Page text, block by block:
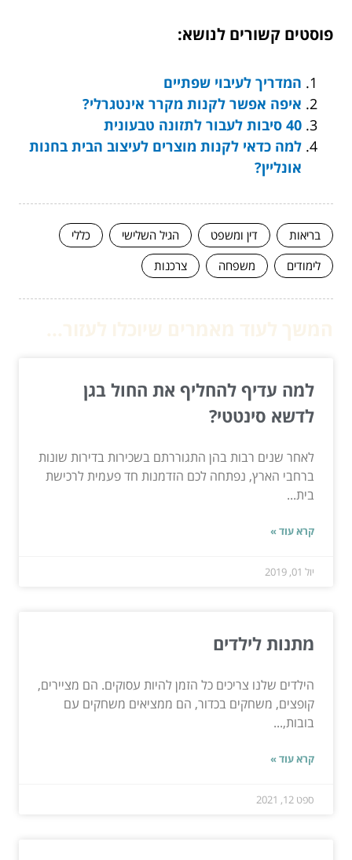
פוסטים קשורים לנושא:
המדריך לעיבוי שפתיים
איפה אפשר לקנות מקרר אינטגרלי?
40 סיבות לעבור לתזונה טבעונית
למה כדאי לקנות מוצרים לעיצוב הבית בחנות
אונליין?
בריאות דין ומשפט הגיל השלישי
כללי
לימודים
משפחה צרכנות
למה עדיף להחליף את החול בגן
לדשא סינטטי?
לאחר שנים רבות בהן התגוררתם בשכירות בדירות שונות
ברחבי הארץ, נפתחה לכם הזדמנות חד פעמית לרכישת
בית...
קרא עוד »
יול 01, 2019
מתנות לילדים
הילדים שלנו צריכים כל הזמן להיות עסוקים. הם מציירים,
קופצים, משחקים בכדור, הם ממציאים משחקים עם
בובות,...
קרא עוד »
ספט 12, 2021